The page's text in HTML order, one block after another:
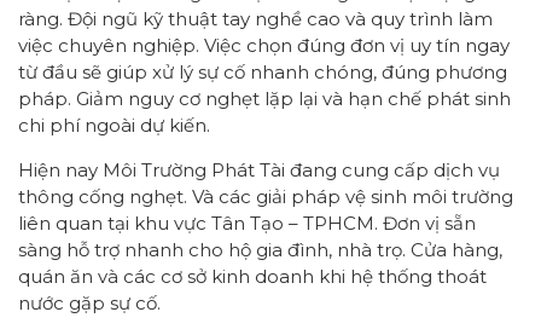
ràng. Đội ngũ kỹ thuật tay nghề cao và quy trình làm
việc chuyên nghiệp. Việc chọn đúng đơn vị uy tín ngay
từ đầu sẽ giúp xử lý sự cố nhanh chóng, đúng phương
pháp. Giảm nguy cơ nghẹt lặp lại và hạn chế phát sinh
chi phí ngoài dự kiến.
Hiện nay Môi Trường Phát Tài đang cung cấp dịch vụ
thông cống nghẹt. Và các giải pháp vệ sinh môi trường
liên quan tại khu vực Tân Tạo – TPHCM. Đơn vị sẵn
sàng hỗ trợ nhanh cho hộ gia đình, nhà trọ. Cửa hàng,
quán ăn và các cơ sở kinh doanh khi hệ thống thoát
nước gặp sự cố.